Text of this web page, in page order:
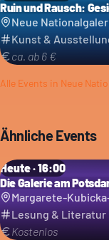
Ruin und Rausch:
Neue
Kunst &
ca. ab 6 €
Alle Events in Neue
Ähnliche Events
Heute · 16:00
Die Galerie am
Margarete-
Lesung & Literatur
Kostenlos